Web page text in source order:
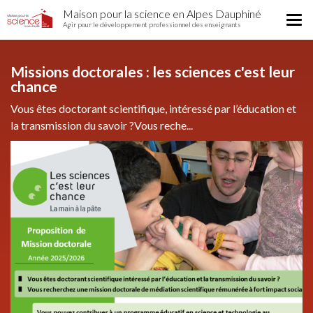
Région
au
Maison pour la science en Alpes Dauphiné
Agir pour le développement professionnel des enseignants
Missions doctorales : les sciences c'est leur
chance
Vous êtes doctorant scientifique, intéressé par l’éducation et
la transmission du savoir ?Vous reche...